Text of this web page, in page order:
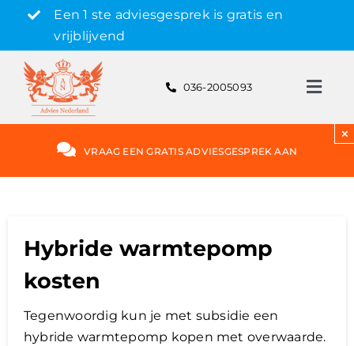
content
Een 1 ste adviesgesprek is gratis en
vrijblijvend
Hypotheek
Hypotheekvormen
Bereken
036-2005093
VRAAG EEN GRATIS ADVIESGESPREK AAN
×
Hybride warmtepomp
kosten
Tegenwoordig kun je met subsidie een
hybride warmtepomp kopen met overwaarde.